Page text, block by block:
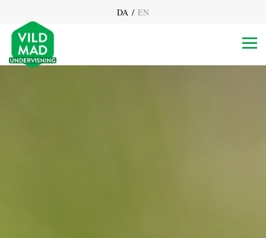
DA / EN